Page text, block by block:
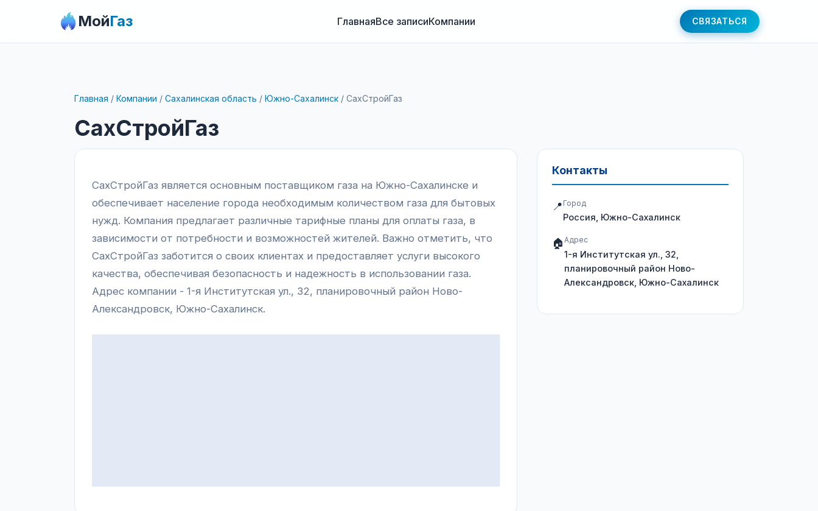
МойГаз ГлавнаяВсе записиКомпании СВЯЗАТЬСЯ
Главная / Компании / Сахалинская область / Южно-Сахалинск / СахСтройГаз
СахСтройГаз
СахСтройГаз является основным поставщиком газа на Южно-Сахалинске и
обеспечивает население города необходимым количеством газа для бытовых
нужд. Компания предлагает различные тарифные планы для оплаты газа, в
зависимости от потребности и возможностей жителей. Важно отметить, что
СахСтройГаз заботится о своих клиентах и предоставляет услуги высокого
качества, обеспечивая безопасность и надежность в использовании газа.
Адрес компании - 1-я Институтская ул., 32, планировочный район Ново-
Александровск, Южно-Сахалинск.
Контакты
📍 Город
Россия, Южно-Сахалинск
🏠 Адрес
1-я Институтская ул., 32,
планировочный район Ново-
Александровск, Южно-Сахалинск